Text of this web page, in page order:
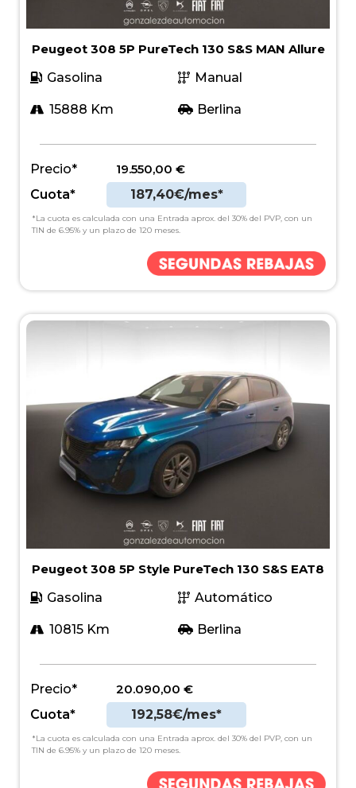
Peugeot 308 5P PureTech 130 S&S MAN Allure
Gasolina
Manual
15888 Km Berlina
Precio* 19.550,00 €
Cuota*
187,40€/mes*
*La cuota es calculada con una Entrada aprox. del 30% del PVP, con un
TIN de 6.95% y un plazo de 120 meses.
Peugeot 308 5P Style PureTech 130 S&S EAT8
Gasolina
Automático
10815 Km Berlina
Precio* 20.090,00 €
Cuota*
192,58€/mes*
*La cuota es calculada con una Entrada aprox. del 30% del PVP, con un
TIN de 6.95% y un plazo de 120 meses.